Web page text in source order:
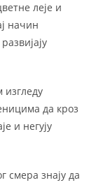
леје и
начин
да кроз
и негују
смера знају да